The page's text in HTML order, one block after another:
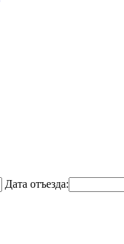
Дата отъезда: